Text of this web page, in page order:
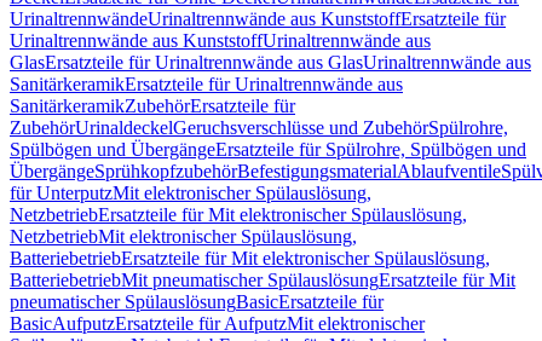
UrinaltrennwändeUrinaltrennwände aus KunststoffErsatzteile für
Urinaltrennwände aus KunststoffUrinaltrennwände aus
GlasErsatzteile für Urinaltrennwände aus GlasUrinaltrennwände aus
SanitärkeramikErsatzteile für Urinaltrennwände aus
SanitärkeramikZubehörErsatzteile für
ZubehörUrinaldeckelGeruchsverschlüsse und ZubehörSpülrohre,
Spülbögen und ÜbergängeErsatzteile für Spülrohre, Spülbögen und
ÜbergängeSprühkopfzubehörBefestigungsmaterialAblaufventile
für UnterputzMit elektronischer Spülauslösung,
NetzbetriebErsatzteile für Mit elektronischer Spülauslösung,
NetzbetriebMit elektronischer Spülauslösung,
BatteriebetriebErsatzteile für Mit elektronischer Spülauslösung,
BatteriebetriebMit pneumatischer SpülauslösungErsatzteile für Mit
pneumatischer SpülauslösungBasicErsatzteile für
BasicAufputzErsatzteile für AufputzMit elektronischer